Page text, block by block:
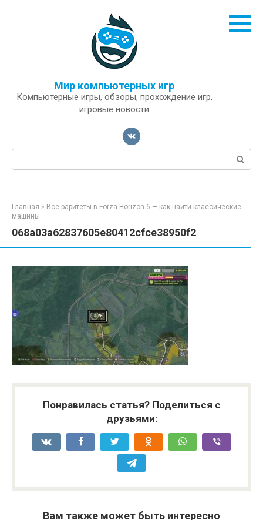
Мир компьютерных игр
Компьютерные игры, обзоры, прохождение игр,
игровые новости
Поиск:
Главная » Все раритеты в Forza Horizon 6 — как найти классические
машины
068a03a62837605e80412cfce38950f2
Понравилась статья? Поделиться с
друзьями:
Вам также может быть интересно